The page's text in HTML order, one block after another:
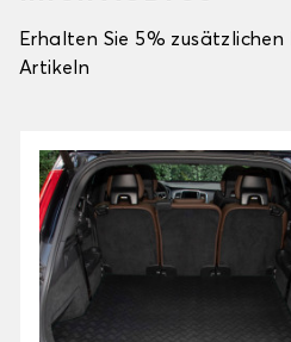
Erhalten Sie 5%
Artikeln